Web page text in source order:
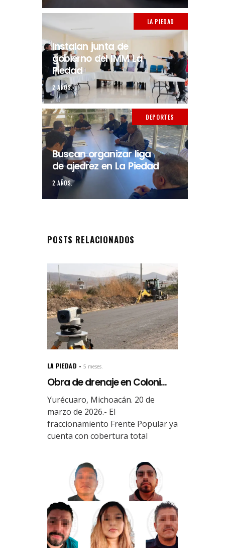
LA PIEDAD
Instalan junta de
gobierno del IMM La
Piedad
2 AÑOS.
DEPORTES
Buscan organizar liga
de ajedrez en La Piedad
2 AÑOS.
POSTS RELACIONADOS
LA PIEDAD 5 meses.
Obra de drenaje en Coloni...
Yurécuaro, Michoacán. 20 de
marzo de 2026.- El
fraccionamiento Frente Popular ya
cuenta con cobertura total